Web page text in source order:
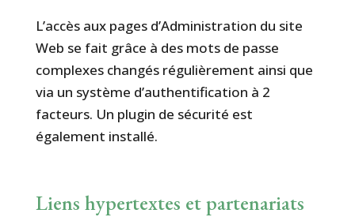
L’accès aux pages d’Administration du site
Web se fait grâce à des mots de passe
complexes changés régulièrement ainsi que
via un système d’authentification à 2
facteurs. Un plugin de sécurité est
également installé.
Liens hypertextes et partenariats